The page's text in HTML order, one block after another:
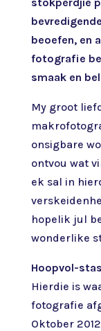
beoefen, en
fotografie
smaak en
My groot
onsigbare
ontvou wat
ek sal in
hopelik jul
wonderlike
Hoopvol-
Hierdie is
fotografie
Oktober